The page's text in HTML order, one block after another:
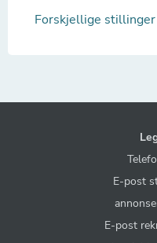
Forskjellige
E-post
E-post